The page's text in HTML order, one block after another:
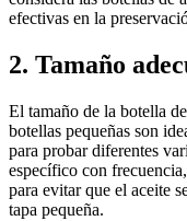
efectivas en la
2. Tamaño
El tamaño de la botella
botellas pequeñas son
para probar diferentes
específico con
para evitar que el aceite
tapa pequeña.